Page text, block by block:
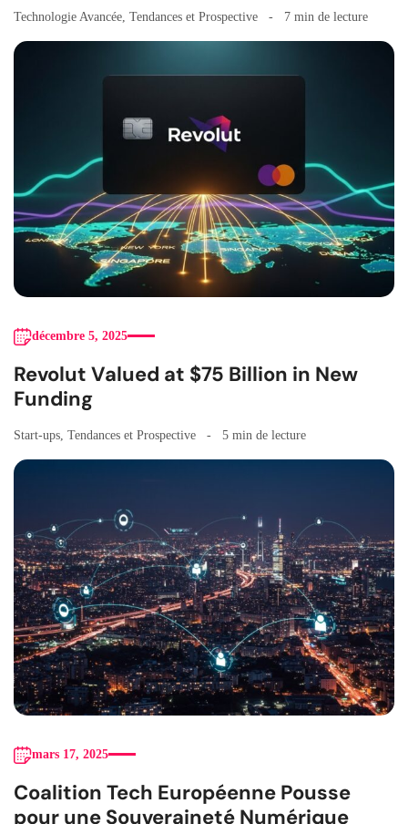
Technologie Avancée Tendances et Prospective 7 min de lecture
décembre 5, 2025
Revolut Valued at $75 Billion in New
Funding
Start-ups Tendances et Prospective 5 min de lecture
mars 17, 2025
Coalition Tech Européenne Pousse
pour une Souveraineté Numérique